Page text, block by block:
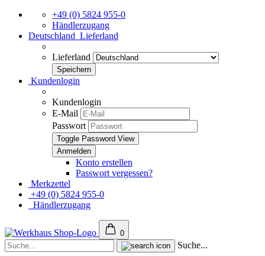
+49 (0) 5824 955-0
Händlerzugang
Deutschland Lieferland
Lieferland
Kundenlogin
Kundenlogin
E-Mail
Passwort
Toggle Password View
Konto erstellen
Passwort vergessen?
Merkzettel
+49 (0) 5824 955-0
Händlerzugang
0
Suche...